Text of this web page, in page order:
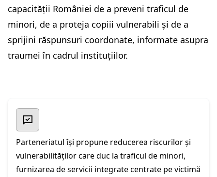
capacității României de a preveni traficul de
minori, de a proteja copiii vulnerabili și de a
sprijini răspunsuri coordonate, informate asupra
traumei în cadrul instituțiilor.
Parteneriatul își propune reducerea riscurilor și
vulnerabilităților care duc la traficul de minori,
furnizarea de servicii integrate centrate pe victimă